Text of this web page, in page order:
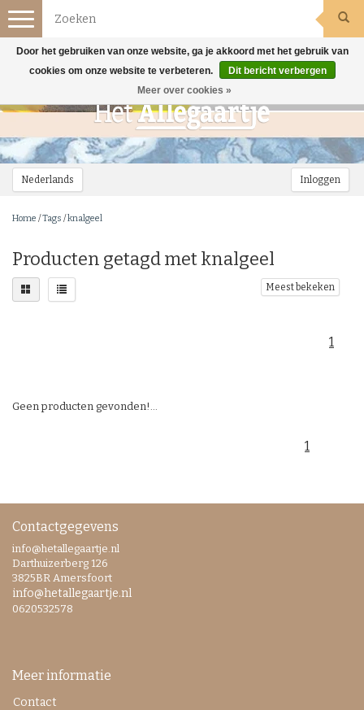
Nederlands Inloggen
Toggle
navigation
Home /Tags /knalgeel
Producten getagd met knalgeel
Meest bekeken
1
Geen producten gevonden!...
1
Contactgegevens
info@hetallegaartje.nl
Darthuizerberg 126
3825BR Amersfoort
info@hetallegaartje.nl
0620532578
Meer informatie
Contact
Door het gebruiken van onze website, ga je akkoord met het gebruik van
cookies om onze website te verbeteren.
Dit bericht verbergen
Meer over cookies »